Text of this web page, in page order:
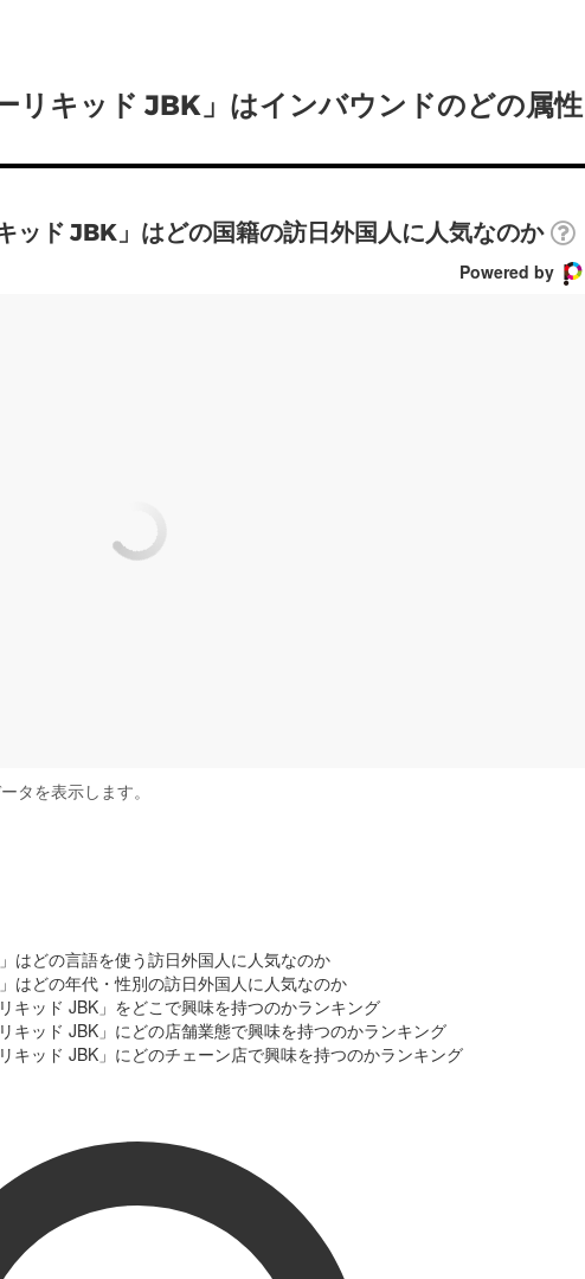
リキッド JBK」はインバウンドのどの属
ッド JBK」はどの国籍の訪日外国人に人気なのか
Powered by
タを表示します。
はどの言語を使う訪日外国人に人気なのか
はどの年代・性別の訪日外国人に人気なのか
キッド JBK」をどこで興味を持つのかランキング
キッド JBK」にどの店舗業態で興味を持つのかランキング
キッド JBK」にどのチェーン店で興味を持つのかランキング